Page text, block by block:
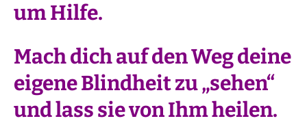
um Hilfe.
Mach dich auf den Weg deine
eigene Blindheit zu „sehen“
und lass sie von Ihm heilen.